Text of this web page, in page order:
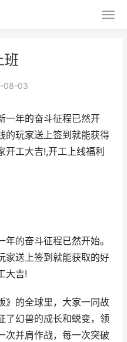
班
08-03
一年的奋斗征程已然开
的玩家送上签到就能获得
开工大吉!,开工上线福利
的奋斗征程已然开始。
家送上签到就能获取的好
大吉!
的全球里，大家一同故
了幻兽的成长和蜕变，领
次并肩作战，每一次突破